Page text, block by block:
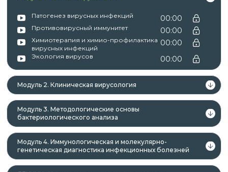
программ допускаются:
лица, имеющие среднее
образование;
лица, получающие среднее
образование.
Данная программа учитывает
Патогенез вирусных инфекций 00:00
Противовирусный иммунитет 00:00
Химиотерапия и химио-профилактика
вирусных инфекций
00:00
Экология вирусов 00:00
Модуль 2. Клиническая вирусология
Модуль 3. Методологические основы
бактериологического анализа
Модуль 4. Иммунологическая и молекулярно-
генетическая диагностика инфекционных болезней